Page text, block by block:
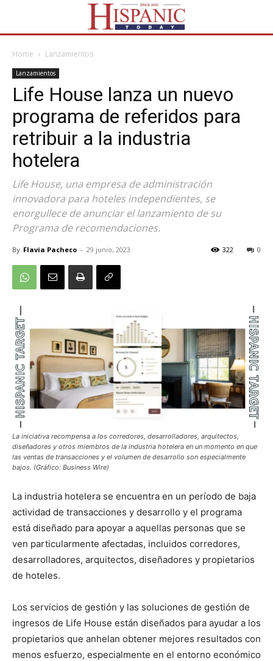
Home Lanzamientos
Lanzamientos
Life House lanza un nuevo
programa de referidos para
retribuir a la industria
hotelera
Life House, una empresa de administración
innovadora para hoteles independientes, se
enorgullece de anunciar el lanzamiento de su
Programa de recomendaciones.
By Flavia Pacheco - 29 junio, 2023 0
322
La iniciativa recompensa a los corredores, desarrolladores, arquitectos,
diseñadores y otros miembros de la industria hotelera en un momento en que
las ventas de transacciones y el volumen de desarrollo son especialmente
bajos. (Gráfico: Business Wire)
La industria hotelera se encuentra en un período de baja
actividad de transacciones y desarrollo y el programa
está diseñado para apoyar a aquellas personas que se
ven particularmente afectadas, incluidos corredores,
desarrolladores, arquitectos, diseñadores y propietarios
de hoteles.
Los servicios de gestión y las soluciones de gestión de
ingresos de Life House están diseñados para ayudar a los
propietarios que anhelan obtener mejores resultados con
menos esfuerzo, especialmente en el entorno económico